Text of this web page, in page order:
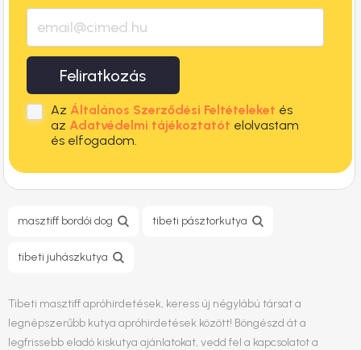
Feliratkozás
Az Általános Szerződési Feltételeket és
az Adatvédelmi tájékoztatót elolvastam
és elfogadom.
masztiff bordói dog tibeti pásztorkutya
tibeti juhászkutya
Tibeti masztiff apróhirdetések, keress új négylábú társat a
legnépszerűbb kutya apróhirdetések között! Böngészd át a
legfrissebb eladó kiskutya ajánlatokat, vedd fel a kapcsolatot a